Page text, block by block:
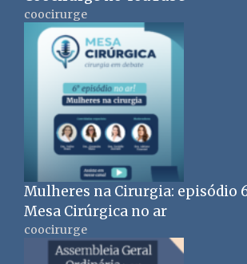
coocirurge
Mulheres na Cirurgia: episódio
Mesa Cirúrgica no ar
coocirurge